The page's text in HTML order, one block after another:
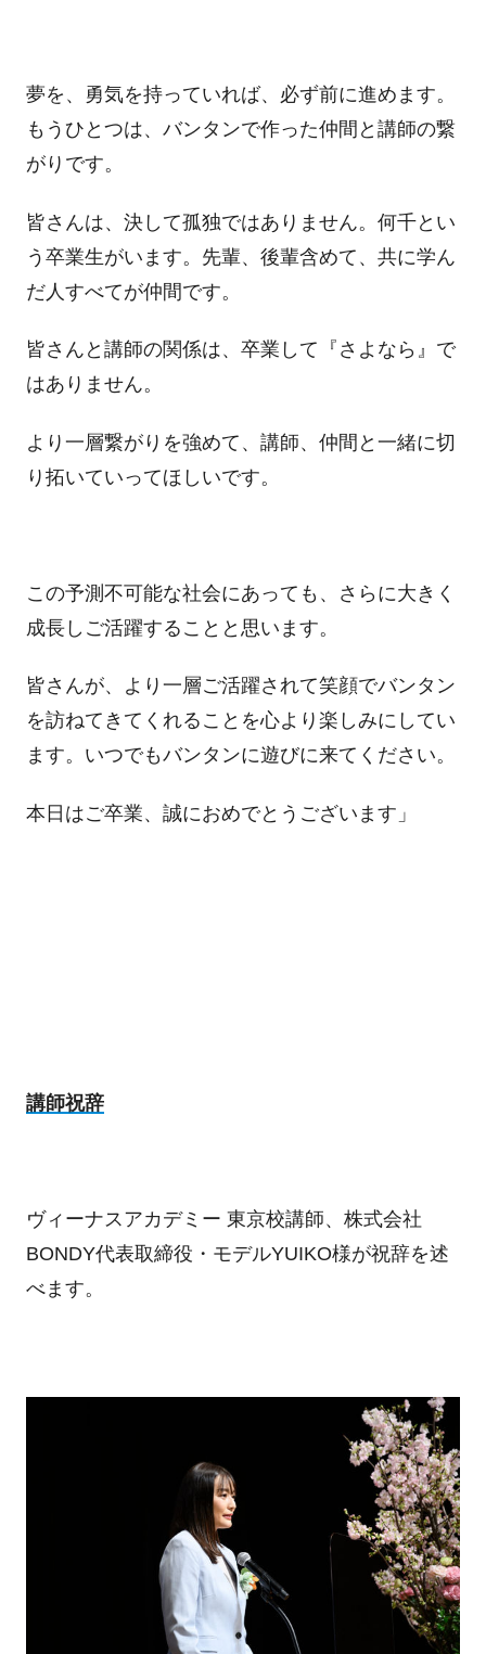
夢を、勇気を持っていれば、必ず前に進めます。
もうひとつは、バンタンで作った仲間と講師の繋
がりです。
皆さんは、決して孤独ではありません。何千とい
う卒業生がいます。先輩、後輩含めて、共に学ん
だ人すべてが仲間です。
皆さんと講師の関係は、卒業して『さよなら』で
はありません。
より一層繋がりを強めて、講師、仲間と一緒に切
り拓いていってほしいです。
この予測不可能な社会にあっても、さらに大きく
成長しご活躍することと思います。
皆さんが、より一層ご活躍されて笑顔でバンタン
を訪ねてきてくれることを心より楽しみにしてい
ます。いつでもバンタンに遊びに来てください。
本日はご卒業、誠におめでとうございます」
講師祝辞
ヴィーナスアカデミー 東京校講師、株式会社
BONDY代表取締役・モデルYUIKO様が祝辞を述
べます。